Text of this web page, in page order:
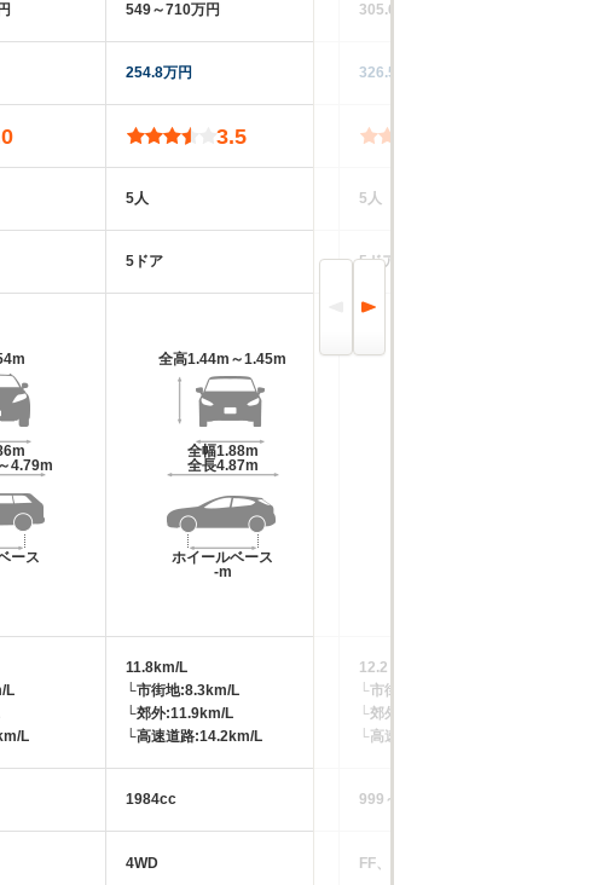
4.79m
ース
L
L
549～710万円
254.8万円
3.5
5人
5ドア
全高1.44m～1.45m
全幅1.88m
全長4.87m
ホイールベース
-m
11.8km/L
└市街地:8.3km/L
└郊外:11.9km/L
└高速道路:14.2km/L
1984cc
4WD
305.6～774.9万円
326.5万円
5人
5ドア
12.2～20.1km/L
└市街地:8.6～14.5km/L
└郊外:12.3～20.3km/L
└高速道路:14.9～24.1km/L
999～1984cc
FF、4WD